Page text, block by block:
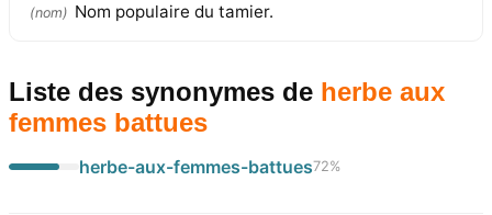
(nom) Nom populaire du tamier.
Liste des synonymes de herbe aux
femmes battues
herbe-aux-femmes-battues72%